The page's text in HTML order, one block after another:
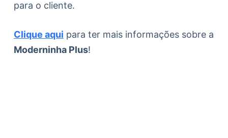
para o cliente.
Clique aqui para ter mais informações sobre a
Moderninha Plus!